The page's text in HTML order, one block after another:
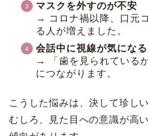
マスクを外すのが不安
→ コロナ禍以降、口元
る人が増えました。
会話中に視線が気になる
→ 「歯を見られている
につながります。
こうした悩みは、決して珍し
むしろ、見た目への意識が高